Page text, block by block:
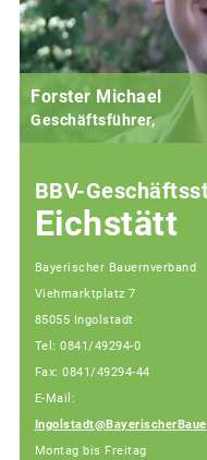
Forster Michael
Geschäftsführer,
BBV-
Eichstätt
Bayerischer Bauernverband
Viehmarktplatz 7
85055 Ingolstadt
Tel: 0841/49294-0
Fax: 0841/49294-44
E-Mail:
Montag bis Freitag